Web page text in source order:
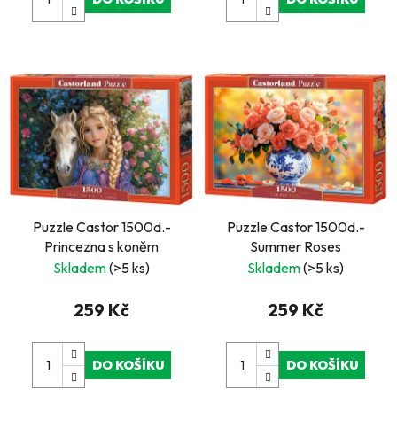
Puzzle Castor 1500d.-
Princezna s koněm
Skladem(>5 ks)
259 Kč
DO KOŠÍKU
Puzzle Castor 1500d.-
Summer Roses
Skladem(>5 ks)
259 Kč
DO KOŠÍKU